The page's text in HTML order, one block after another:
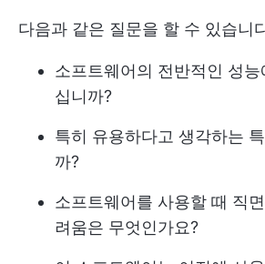
다음과 같은 질문을 할 수 있습니
소프트웨어의 전반적인 성
십니까?
특히 유용하다고 생각하는
까?
소프트웨어를 사용할 때 직
려움은 무엇인가요?